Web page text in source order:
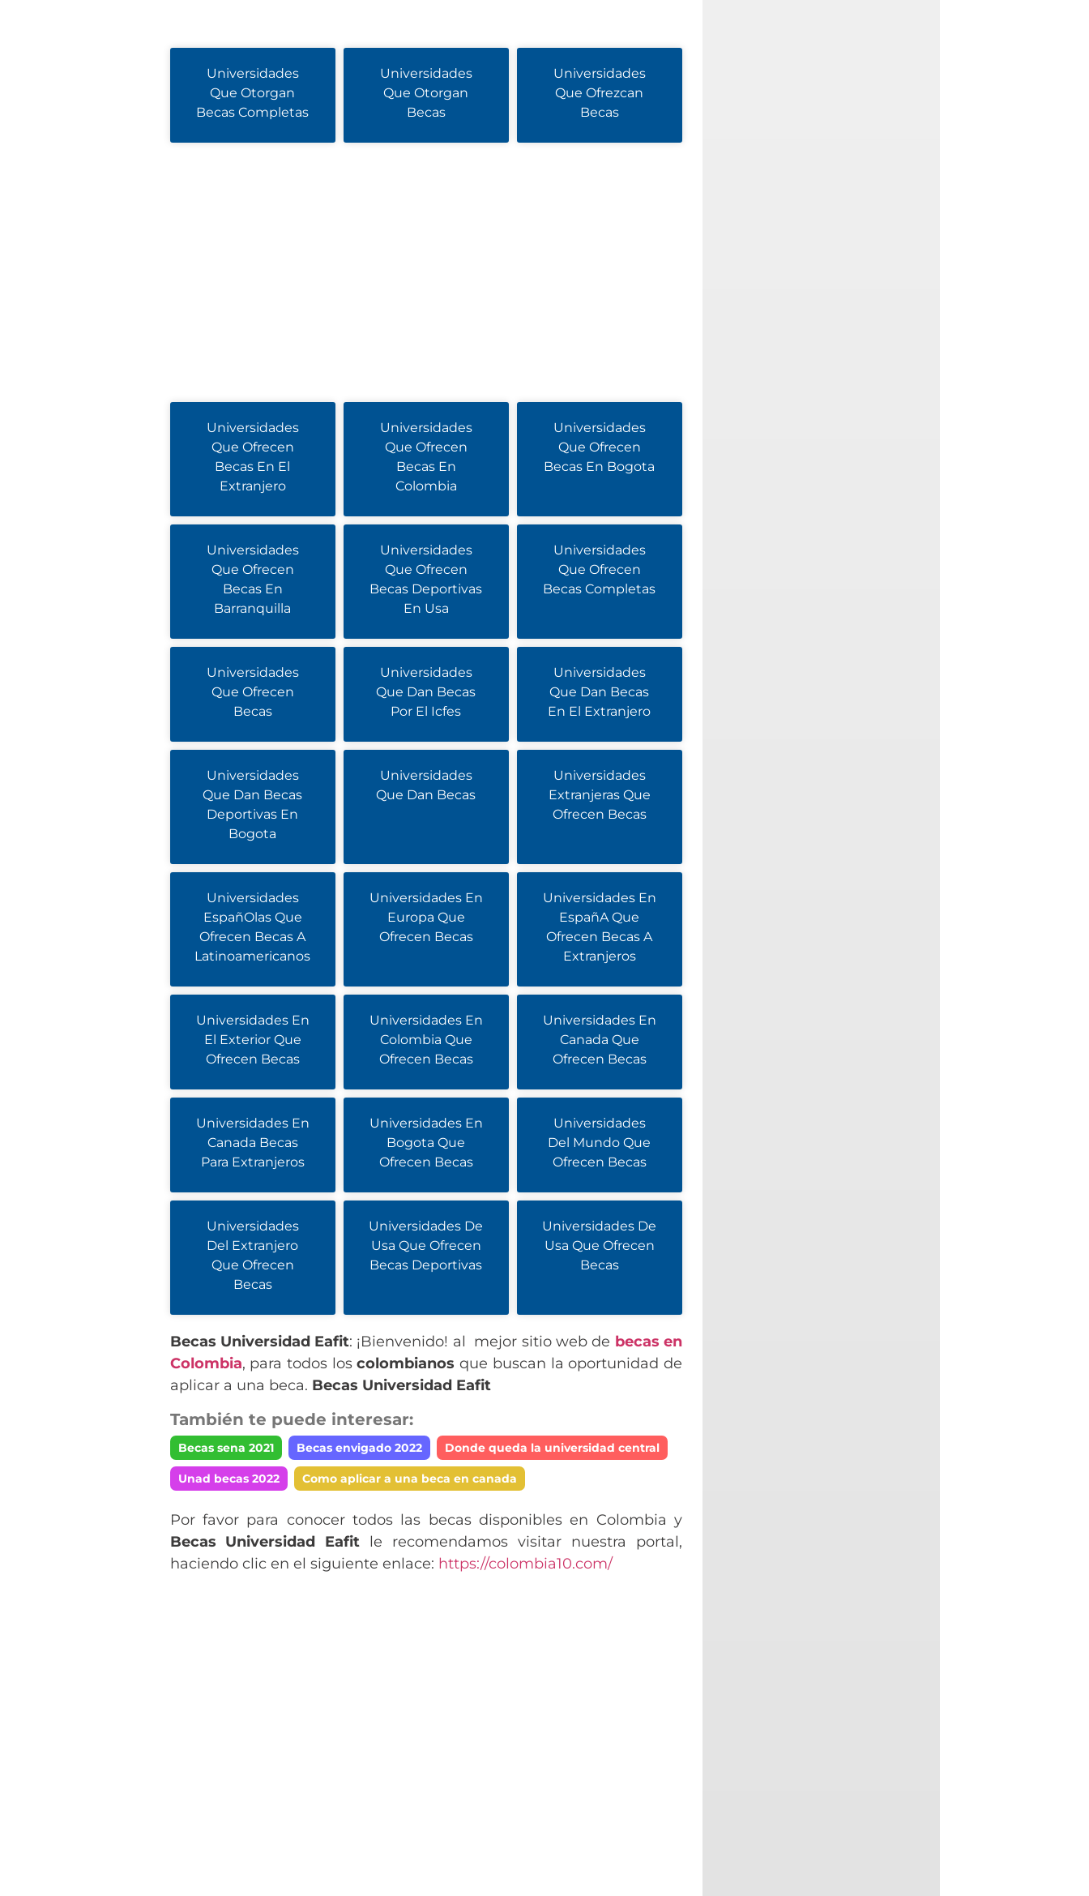
Universidades
Que Otorgan
Becas Completas
Universidades
Que Otorgan
Becas
Universidades
Que Ofrezcan
Becas
Universidades
Que Ofrecen
Becas En El
Extranjero
Universidades
Que Ofrecen
Becas En
Colombia
Universidades
Que Ofrecen
Becas En Bogota
Universidades
Que Ofrecen
Becas En
Barranquilla
Universidades
Que Ofrecen
Becas Deportivas
En Usa
Universidades
Que Ofrecen
Becas Completas
Universidades
Que Ofrecen
Becas
Universidades
Que Dan Becas
Por El Icfes
Universidades
Que Dan Becas
En El Extranjero
Universidades
Que Dan Becas
Deportivas En
Bogota
Universidades
Que Dan Becas
Universidades
Extranjeras Que
Ofrecen Becas
Universidades
EspañOlas Que
Ofrecen Becas A
Latinoamericanos
Universidades En
Europa Que
Ofrecen Becas
Universidades En
EspañA Que
Ofrecen Becas A
Extranjeros
Universidades En
El Exterior Que
Ofrecen Becas
Universidades En
Colombia Que
Ofrecen Becas
Universidades En
Canada Que
Ofrecen Becas
Universidades En
Canada Becas
Para Extranjeros
Universidades En
Bogota Que
Ofrecen Becas
Universidades
Del Mundo Que
Ofrecen Becas
Universidades
Del Extranjero
Que Ofrecen
Becas
Universidades De
Usa Que Ofrecen
Becas Deportivas
Universidades De
Usa Que Ofrecen
Becas
Becas Universidad Eafit: ¡Bienvenido! al mejor sitio web de becas en
Colombia, para todos loscolombianos que buscan la oportunidad de
aplicar a una beca. Becas Universidad Eafit
También te puede interesar:
Becas sena 2021 Becas envigado 2022 Donde queda la universidad central
Unad becas 2022 Como aplicar a una beca en canada
Por favor para conocer todos las becas disponibles en Colombia y
Becas Universidad Eafit le recomendamos visitar nuestra portal,
haciendo clic en el siguiente enlace: https://colombia10.com/